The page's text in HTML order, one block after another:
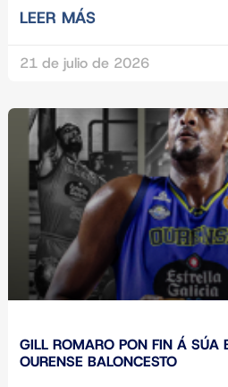
LEER MÁS
21 de julio de 2026
GILL ROMARO PON FIN Á SÚA
OURENSE BALONCESTO